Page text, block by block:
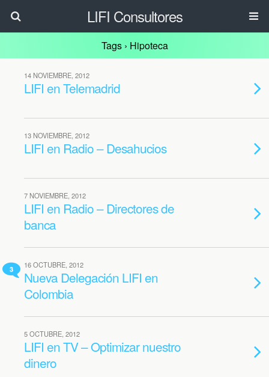
LIFI Consultores
Tags › Hipoteca
14 NOVIEMBRE, 2012
LIFI en Telemadrid
13 NOVIEMBRE, 2012
LIFI en Radio – Desahucios
7 NOVIEMBRE, 2012
LIFI en Radio – Directores de
banca
3 16 OCTUBRE, 2012
Nueva Delegación LIFI en
Colombia
5 OCTUBRE, 2012
LIFI en TV – Optimizar nuestro
dinero